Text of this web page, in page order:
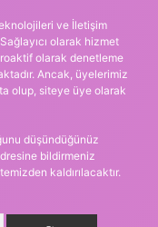
ve İletişim
olarak hizmet
olarak denetleme
Ancak, üyelerimiz
olup, siteye üye olarak
düşündüğünüz
bildirmeniz
kaldırılacaktır.